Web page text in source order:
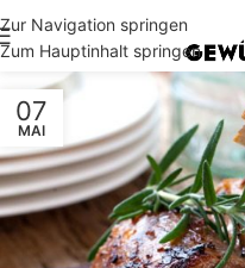
Zur Navigation springen
Zum Hauptinhalt springen
07
MAI